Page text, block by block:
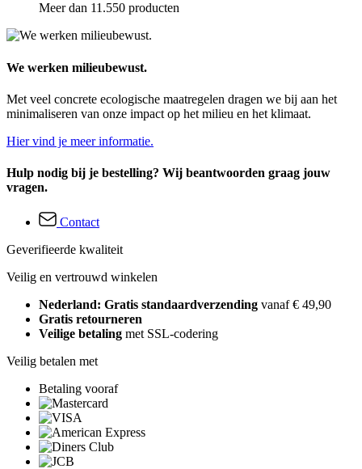
Meer dan 11.550 producten
We werken milieubewust.
Met veel concrete ecologische maatregelen dragen we bij aan het
minimaliseren van onze impact op het milieu en het klimaat.
Hier vind je meer informatie.
Hulp nodig bij je bestelling? Wij beantwoorden graag jouw
vragen.
Contact
Geverifieerde kwaliteit
Veilig en vertrouwd winkelen
Nederland: Gratis standaardverzending vanaf € 49,90
Gratis retourneren
Veilige betaling met SSL-codering
Veilig betalen met
Betaling vooraf